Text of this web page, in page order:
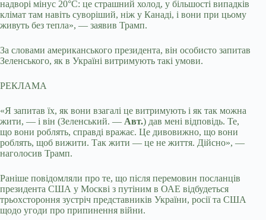
надворі мінус 20°C: це страшний холод, у більшості випадків
клімат там навіть суворіший, ніж у Канаді, і вони при цьому
живуть без тепла», — заявив Трамп.
За словами американського президента, він особисто запитав
Зеленського, як в Україні витримують такі умови.
РЕКЛАМА
«Я запитав їх, як вони взагалі це витримують і як так можна
жити, — і він (Зеленський. — Авт.) дав мені відповідь. Те,
що вони роблять, справді вражає. Це дивовижно, що вони
роблять, щоб вижити. Так жити — це не життя. Дійсно», —
наголосив Трамп.
Раніше повідомляли про те, що після перемовин посланців
президента США у Москві з путіним в ОАЕ відбудеться
трьохстороння зустріч представників України, росії та США
щодо угоди про припинення війни.